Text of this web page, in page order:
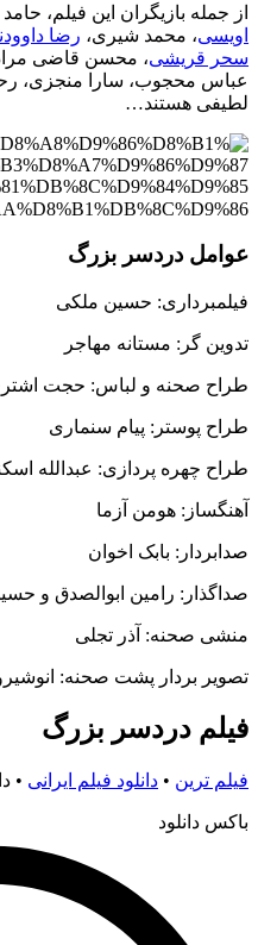
بازیگران این فیلم، حامد
، محمد شیری،رضا داوودنژاد،
، محسن قاضی مرادی،
سارا منجزی، رحمان
هستند…
دردسر بزرگ
حسین ملکی
گر: مستانه مهاجر
صحنه و لباس: حجت اشتری
پیام سنماری
پردازی: عبدالله اسکندری
هومن آزما
بابک اخوان
رامین ابوالصدق و حسین
صحنه: آذر تجلی
بردار پشت صحنه: انوشیروان
دردسر بزرگ
•دانلود فیلم ایرانی •دانلود